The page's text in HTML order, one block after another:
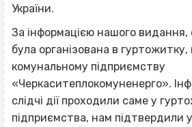
України.
За інформацією нашого видання,
була організована в
комунальному підприємству
«Черкаситеплокомуненерго».
слідчі дії проходили саме у
підприємства, нам підтвердили